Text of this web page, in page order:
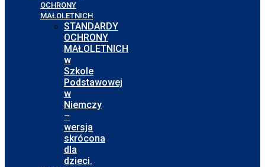
OCHRONY
MAŁOLETNICH
STANDARDY
OCHRONY
MAŁOLETNICH
w
Szkole
Podstawowej
w
Niemczy
–
wersja
skrócona
dla
dzieci.